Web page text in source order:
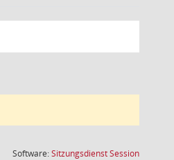
Software:SitzungsdienstSession(Wird in